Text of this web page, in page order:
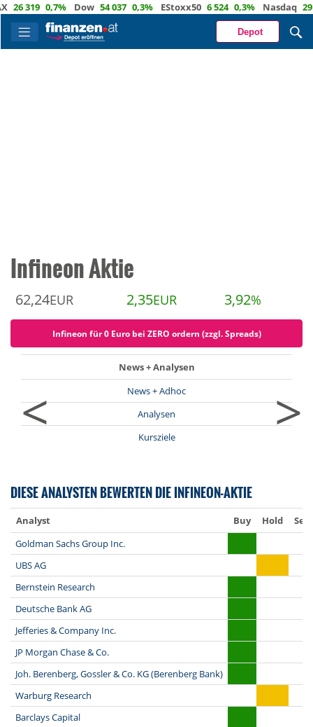
26 319 0,7% Dow 54 037 0,3% EStoxx50 6 524 0,3% Nasdaq 29
Depot
Infineon Aktie
62,24EUR 2,35EUR 3,92%
Infineon für 0 Euro bei ZERO ordern (zzgl. Spreads)
<
News + Analysen
News + Adhoc
Analysen
Kursziele
>
DIESE ANALYSTEN BEWERTEN DIE INFINEON-AKTIE
Analyst Buy Hold
Sell
Goldman Sachs Group Inc.
UBS AG
Bernstein Research
Deutsche Bank AG
Jefferies & Company Inc.
JP Morgan Chase & Co.
Joh. Berenberg, Gossler & Co. KG (Berenberg Bank)
Warburg Research
Barclays Capital